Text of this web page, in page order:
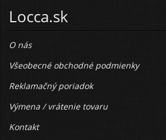
Locca.sk
O nás
Všeobecné obchodné podmienky
Reklamačný poriadok
Výmena / vrátenie tovaru
Kontakt